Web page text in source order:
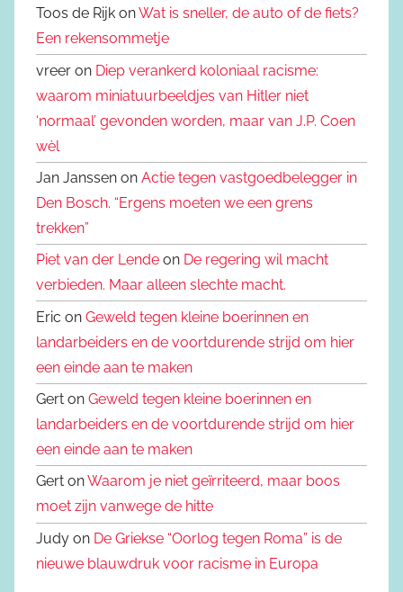
Toos de Rijk onWat is sneller, de auto of de fiets?
Een rekensommetje
vreer on Diep verankerd koloniaal racisme:
waarom miniatuurbeeldjes van Hitler niet
‘normaal’ gevonden worden, maar van J.P. Coen
wèl
Jan Janssen on Actie tegen vastgoedbelegger in
Den Bosch. “Ergens moeten we een grens
trekken”
Piet van der Lende on De regering wil macht
verbieden. Maar alleen slechte macht.
Eric on Geweld tegen kleine boerinnen en
landarbeiders en de voortdurende strijd om hier
een einde aan te maken
Gert on Geweld tegen kleine boerinnen en
landarbeiders en de voortdurende strijd om hier
een einde aan te maken
Gert onWaarom je niet geïrriteerd, maar boos
moet zijn vanwege de hitte
Judy on De Griekse “Oorlog tegen Roma” is de
nieuwe blauwdruk voor racisme in Europa